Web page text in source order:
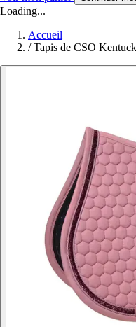
Loading...
Accueil
/ Tapis de CSO